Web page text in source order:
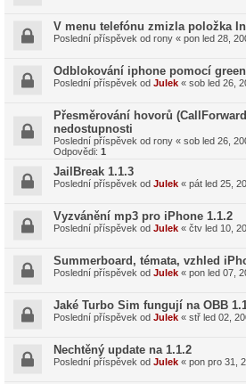
V menu telefónu zmizla položka
Poslední příspěvek od rony « pon led 28,
Odblokování iphone pomocí
Poslední příspěvek od Julek « sob led 26,
Přesměrování hovorů
nedostupnosti
Poslední příspěvek od rony « sob led 26,
Odpovědi: 1
JailBreak 1.1.3
Poslední příspěvek od Julek « pát led 25,
Vyzvánění mp3 pro iPhone 1.1.2
Poslední příspěvek od Julek « čtv led 10,
Summerboard, témata, vzhled
Poslední příspěvek od Julek « pon led 07,
Jaké Turbo Sim fungují na OBB
Poslední příspěvek od Julek « stř led 02,
Nechtěný update na 1.1.2
Poslední příspěvek od Julek « pon pro 31,